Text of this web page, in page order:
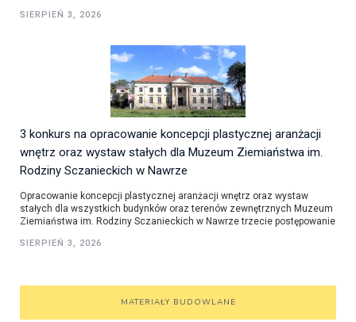
SIERPIEŃ 3, 2026
3 konkurs na opracowanie koncepcji plastycznej aranżacji
wnętrz oraz wystaw stałych dla Muzeum Ziemiaństwa im.
Rodziny Sczanieckich w Nawrze
Opracowanie koncepcji plastycznej aranżacji wnętrz oraz wystaw
stałych dla wszystkich budynków oraz terenów zewnętrznych Muzeum
Ziemiaństwa im. Rodziny Sczanieckich w Nawrze trzecie postępowanie
SIERPIEŃ 3, 2026
MATERIAŁY BUDOWLANE